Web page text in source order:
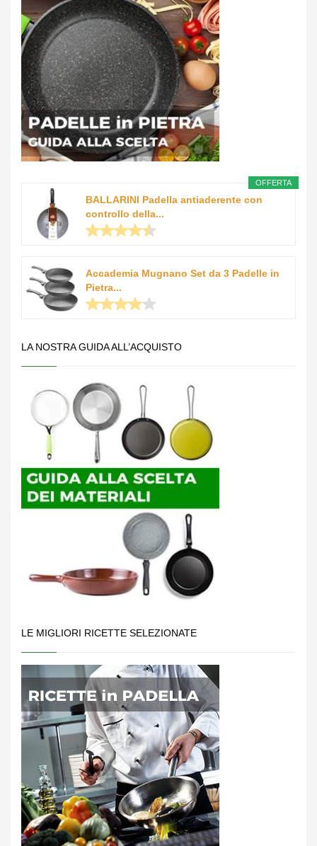
OFFERTA
BALLARINI Padella antiaderente con
controllo della...
Accademia Mugnano Set da 3 Padelle in
Pietra...
LA NOSTRA GUIDA ALL’ACQUISTO
LE MIGLIORI RICETTE SELEZIONATE